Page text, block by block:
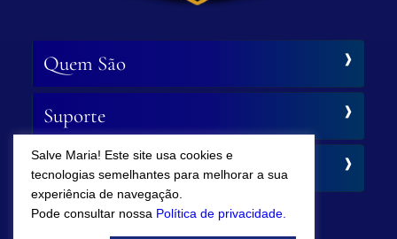
Quem São
Suporte
Siga-nos
Salve Maria! Este site usa cookies e
tecnologias semelhantes para melhorar a sua
experiência de navegação.
Pode consultar nossa Política de privacidade.